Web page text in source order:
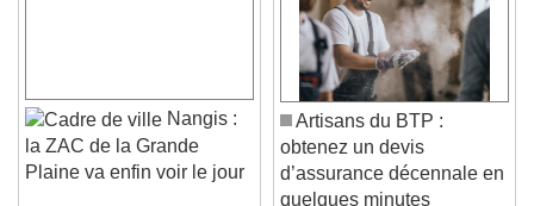
Nangis :
la ZAC de la Grande
Artisans du BTP :
obtenez un devis
d’assurance décennale en